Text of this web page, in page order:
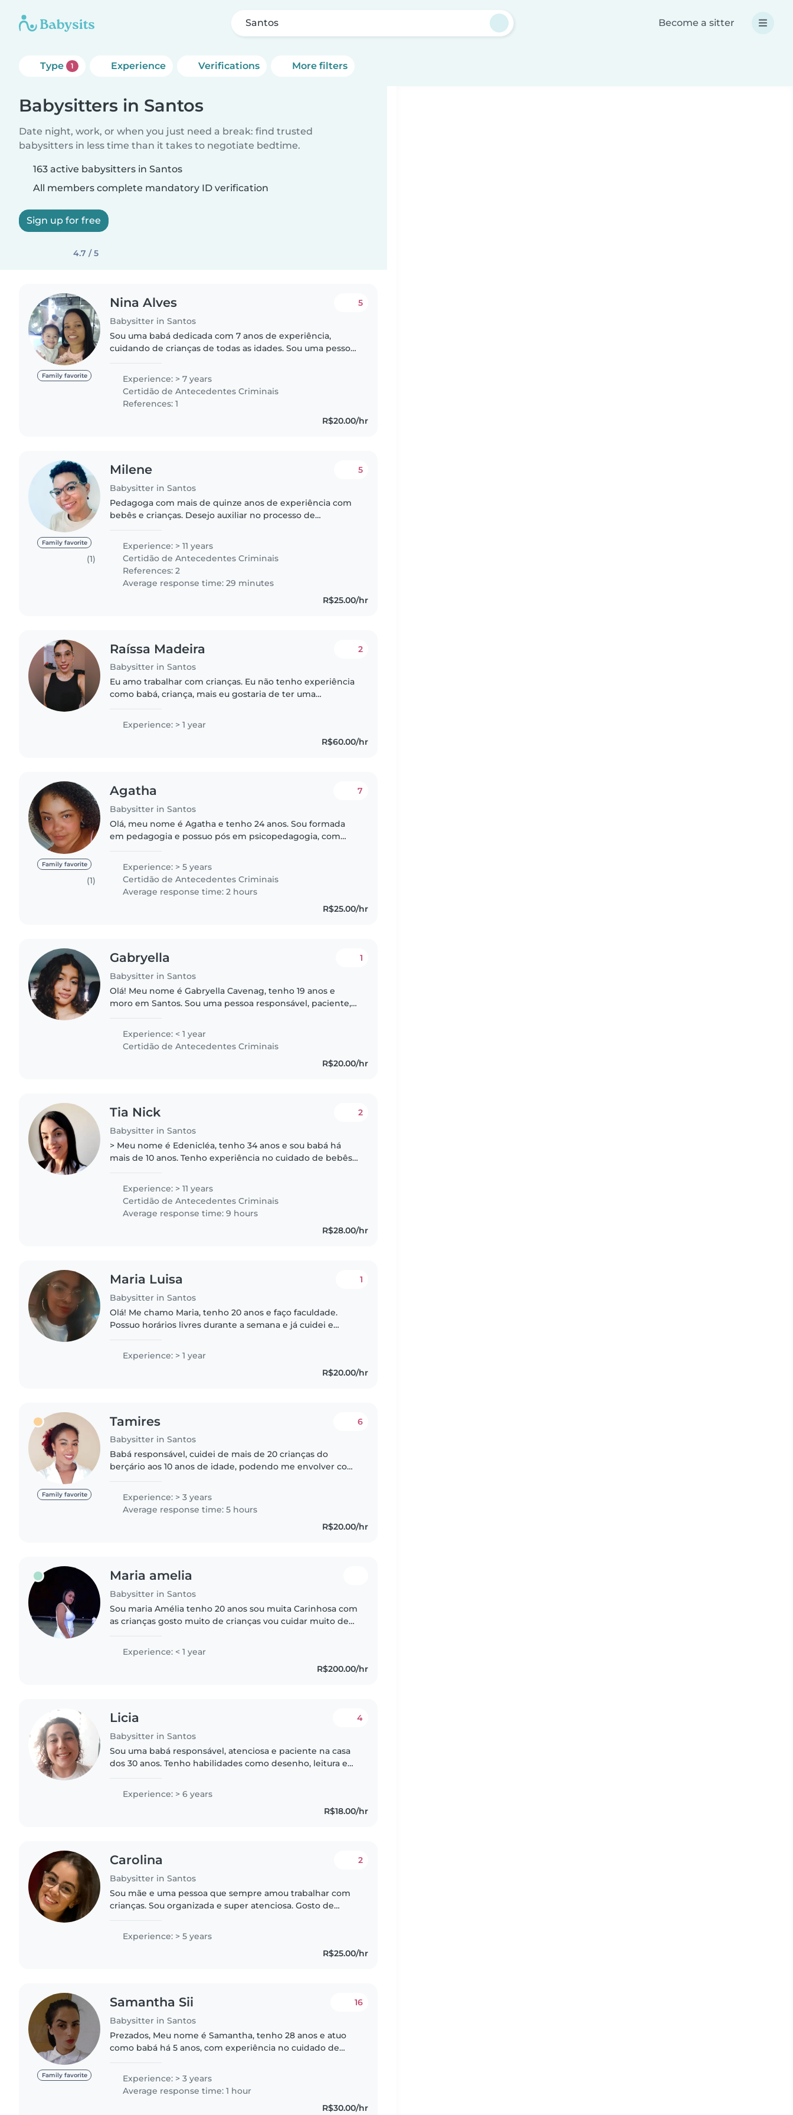
Santos Become a sitter
Type 1 Experience Verifications More filters
Babysitters in Santos
Date night, work, or when you just need a break: find trusted
babysitters in less time than it takes to negotiate bedtime.
163 active babysitters in Santos
All members complete mandatory ID verification
Sign up for free
4.7 / 5
Family favorite
Nina Alves
Babysitter in Santos
5
Sou uma babá dedicada com 7 anos de experiência,
cuidando de crianças de todas as idades. Sou uma pessoa
desenho, leitura, artesanato..
Experience: > 7 years
Certidão de Antecedentes Criminais
References: 1
R$20.00/hr
Family favorite
(1)
Milene
Babysitter in Santos
5
Pedagoga com mais de quinze anos de experiência com
bebês e crianças. Desejo auxiliar no processo de
Experience: > 11 years
Certidão de Antecedentes Criminais
References: 2
Average response time: 29 minutes
R$25.00/hr
Raíssa Madeira
Babysitter in Santos
2
Eu amo trabalhar com crianças. Eu não tenho experiência
como babá, criança, mais eu gostaria de ter uma
Você pode entrar em..
Experience: > 1 year
R$60.00/hr
Family favorite
(1)
Agatha
Babysitter in Santos
7
Olá, meu nome é Agatha e tenho 24 anos. Sou formada
em pedagogia e possuo pós em psicopedagogia, com
crianças e me dou muito bem com..
Experience: > 5 years
Certidão de Antecedentes Criminais
Average response time: 2 hours
R$25.00/hr
Gabryella
Babysitter in Santos
1
Olá! Meu nome é Gabryella Cavenag, tenho 19 anos e
moro em Santos. Sou uma pessoa responsável, paciente,
crianças de diferentes..
Experience: < 1 year
Certidão de Antecedentes Criminais
R$20.00/hr
Tia Nick
Babysitter in Santos
2
> Meu nome é Edenicléa, tenho 34 anos e sou babá há
mais de 10 anos. Tenho experiência no cuidado de bebês
conhecimento de primeiros socorros..
Experience: > 11 years
Certidão de Antecedentes Criminais
Average response time: 9 hours
R$28.00/hr
Maria Luisa
Babysitter in Santos
1
Olá! Me chamo Maria, tenho 20 anos e faço faculdade.
Possuo horários livres durante a semana e já cuidei e
Experience: > 1 year
R$20.00/hr
Family favorite
Tamires
Babysitter in Santos
6
Babá responsável, cuidei de mais de 20 crianças do
berçário aos 10 anos de idade, podendo me envolver com
familiar de classe..
Experience: > 3 years
Average response time: 5 hours
R$20.00/hr
Maria amelia
Babysitter in Santos
Sou maria Amélia tenho 20 anos sou muita Carinhosa com
as crianças gosto muito de crianças vou cuidar muito de
Experience: < 1 year
R$200.00/hr
Licia
Babysitter in Santos
4
Sou uma babá responsável, atenciosa e paciente na casa
dos 30 anos. Tenho habilidades como desenho, leitura e
estou confortável..
Experience: > 6 years
R$18.00/hr
Carolina
Babysitter in Santos
2
Sou mãe e uma pessoa que sempre amou trabalhar com
crianças. Sou organizada e super atenciosa. Gosto de
base de educação..
Experience: > 5 years
R$25.00/hr
Family favorite
Samantha Sii
Babysitter in Santos
16
Prezados, Meu nome é Samantha, tenho 28 anos e atuo
como babá há 5 anos, com experiência no cuidado de
Experience: > 3 years
Average response time: 1 hour
R$30.00/hr